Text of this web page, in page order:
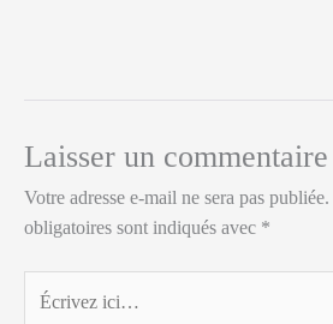
Laisser un commentaire
Votre adresse e-mail ne sera pas publiée.
obligatoires sont indiqués avec *
ici…